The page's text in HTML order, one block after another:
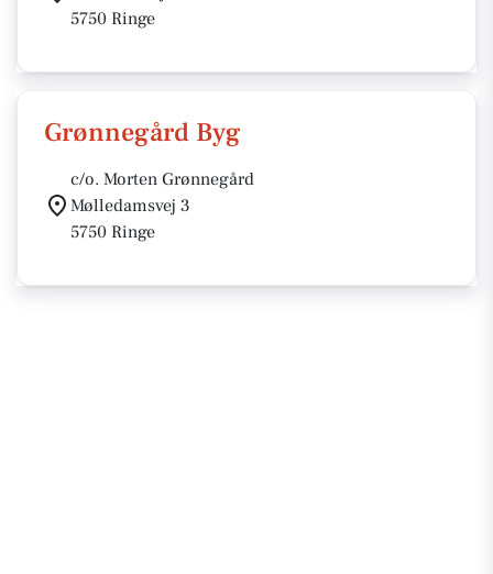
5750 Ringe
Grønnegård Byg
c/o. Morten Grønnegård
Mølledamsvej 3
5750 Ringe